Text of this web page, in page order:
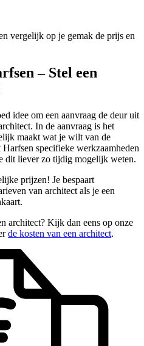
vergelijk op je gemak de prijs en
– Stel een
idee om een aanvraag de deur uit
In de aanvraag is het
maakt wat je wilt van de
specifieke werkzaamheden
dit liever zo tijdig mogelijk weten.
prijzen! Je bespaart
van architect als je een
architect? Kijk dan eens op onze
de kosten van een architect.